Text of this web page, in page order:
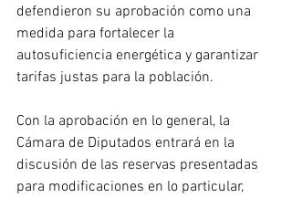
defendieron su aprobación como una
medida para fortalecer la
autosuficiencia energética y garantizar
tarifas justas para la población.
Con la aprobación en lo general, la
Cámara de Diputados entrará en la
discusión de las reservas presentadas
para modificaciones en lo particular,